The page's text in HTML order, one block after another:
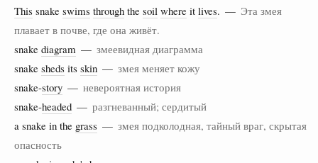
This snake swims through the soil where it lives. — Эта змея
плавает в почве, где она живёт.
snake diagram — змеевидная диаграмма
snake sheds its skin — змея меняет кожу
snake-story — невероятная история
snake-headed — разгневанный; сердитый
a snake in the grass — змея подколодная, тайный враг, скрытая
опасность